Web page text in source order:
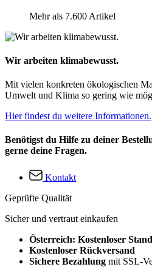
Mehr als 7.600 Artikel
Wir arbeiten klimabewusst.
Mit vielen konkreten ökologischen
Umwelt und Klima so gering wie
Hier findest du weitere Informationen.
Benötigst du Hilfe zu deiner
gerne deine Fragen.
Kontakt
Geprüfte Qualität
Sicher und vertraut einkaufen
Österreich: Kostenloser
Kostenloser Rückversand
Sichere Bezahlung mit SSL-